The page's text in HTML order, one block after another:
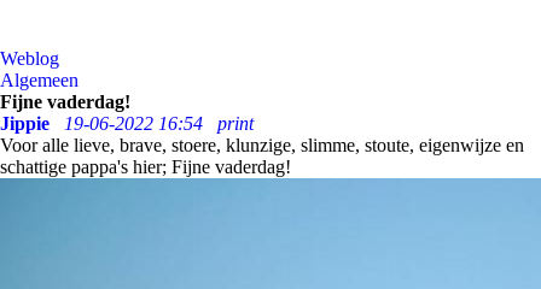
Weblog
Algemeen
Fijne vaderdag!
Jippie
19-06-2022 16:54
print
Voor alle lieve, brave, stoere, klunzige, slimme, stoute, eigenwijze en
schattige pappa's hier; Fijne vaderdag!